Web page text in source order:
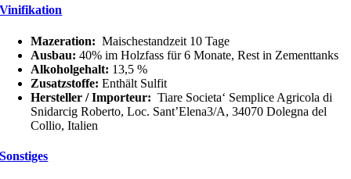
Vinifikation
Mazeration: Maischestandzeit 10 Tage
Ausbau:40% im Holzfass für 6 Monate, Rest in Zementtanks
Alkoholgehalt: 13,5 %
Zusatzstoffe:Enthält Sulfit
Hersteller / Importeur: Tiare Societa‘ Semplice Agricola di
Snidarcig Roberto, Loc. Sant’Elena3/A, 34070 Dolegna del
Collio, Italien
Sonstiges